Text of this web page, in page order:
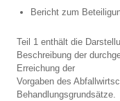
Bericht zum
Teil 1 enthält die
Beschreibung der
Erreichung der
Vorgaben des
Behandlungsgrundsätze.